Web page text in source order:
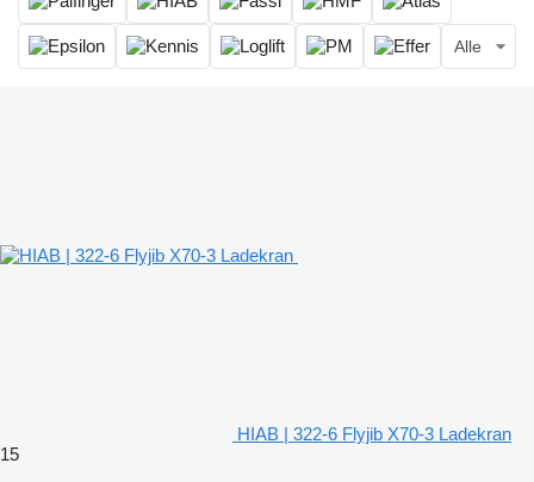
Alle
HIAB | 322-6 Flyjib X70-3 Ladekran
15